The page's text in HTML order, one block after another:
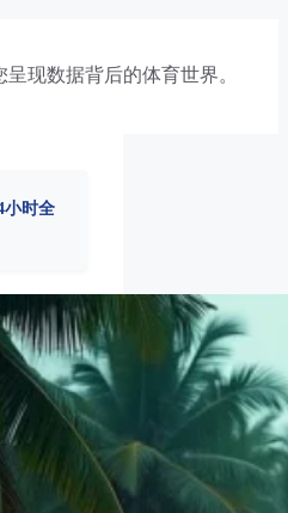
现数据背后的体育世界。
小时全